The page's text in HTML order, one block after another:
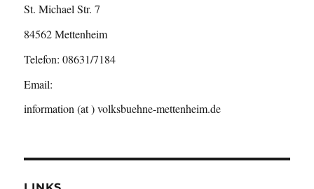
St. Michael Str. 7
84562 Mettenheim
Telefon: 08631/7184
Email:
information (at ) volksbuehne-mettenheim.de